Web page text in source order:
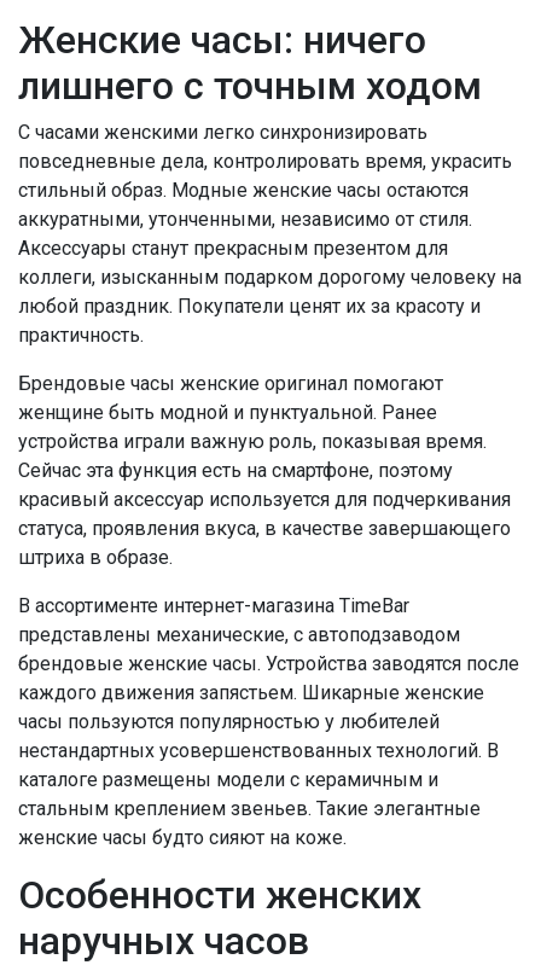
Женские часы: ничего
лишнего с точным ходом
С часами женскими легко синхронизировать
повседневные дела, контролировать время, украсить
стильный образ. Модные женские часы остаются
аккуратными, утонченными, независимо от стиля.
Аксессуары станут прекрасным презентом для
коллеги, изысканным подарком дорогому человеку на
любой праздник. Покупатели ценят их за красоту и
практичность.
Брендовые часы женские оригинал помогают
женщине быть модной и пунктуальной. Ранее
устройства играли важную роль, показывая время.
Сейчас эта функция есть на смартфоне, поэтому
красивый аксессуар используется для подчеркивания
статуса, проявления вкуса, в качестве завершающего
штриха в образе.
В ассортименте интернет-магазина TimeBar
представлены механические, с автоподзаводом
брендовые женские часы. Устройства заводятся после
каждого движения запястьем. Шикарные женские
часы пользуются популярностью у любителей
нестандартных усовершенствованных технологий. В
каталоге размещены модели с керамичным и
стальным креплением звеньев. Такие элегантные
женские часы будто сияют на коже.
Особенности женских
наручных часов